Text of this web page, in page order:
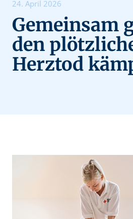
24. April 2026
Gemeinsam
den
Herztod